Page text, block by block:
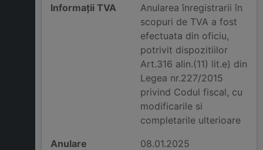
Informații TVA
Anularea înregistrarii în
scopuri de TVA a fost
efectuata din oficiu,
potrivit dispozitiilor
Art.316 alin.(11) lit.e) din
Legea nr.227/2015
privind Codul fiscal, cu
modificarile si
completarile ulterioare
Anulare
08.01.2025